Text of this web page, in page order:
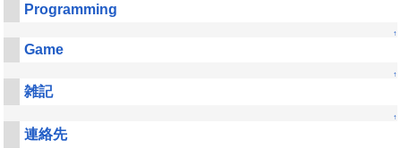
Programming
↑
Game
↑
雑記
↑
連絡先